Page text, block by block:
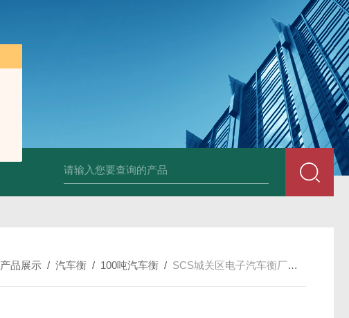
产品展示 /汽车衡 / 100吨汽车衡 / SCS城关区电子汽车衡厂家（汽车衡价格）